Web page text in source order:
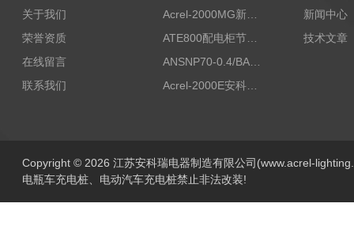
关于我们
荣誉资质
在线留言
联系我们
Acrel-2000MG新能源消纳安科瑞微电网能量管理系统
ATE800配电柜节点无线测温/表带捆绑/无源感应取电
ANSNP70-0.4/BANSNP中线安防保护器 治理三相不平衡
Acrel-2000E安科瑞Acrel配电室综合监控系统
新闻中心
技术文章
Copyright © 2026 江苏安科瑞电器制造有限公司(www.acrel-
电瓶车充电桩、电动汽车充电桩禁止非法改装!